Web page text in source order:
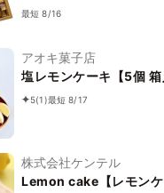
ンドケーキ2種)
最短 8/16
アオキ菓子店
塩レモンケーキ【5個 箱
5(1)最短 8/17
株式会社ケンテル
Lemon cake【レモンケ